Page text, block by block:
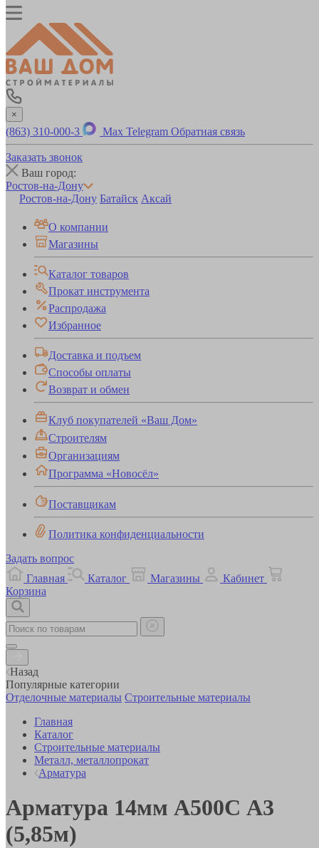
×
(863) 310-000-3 Max Telegram Обратная связь
Заказать звонок
Ваш город:
Ростов-на-Дону
Ростов-на-Дону Батайск Аксай
О компании
Магазины
Каталог товаров
Прокат инструмента
Распродажа
Избранное
Доставка и подъем
Способы оплаты
Возврат и обмен
Клуб покупателей «Ваш Дом»
Строителям
Организациям
Программа «Новосёл»
Поставщикам
Политика конфиденциальности
Задать вопрос
Главная
Каталог Магазины
Кабинет
Корзина
Назад
Популярные категории
Отделочные материалы Строительные материалы
Главная
Каталог
Строительные материалы
Металл, металлопрокат
Арматура
Арматура 14мм А500С А3
(5,85м)